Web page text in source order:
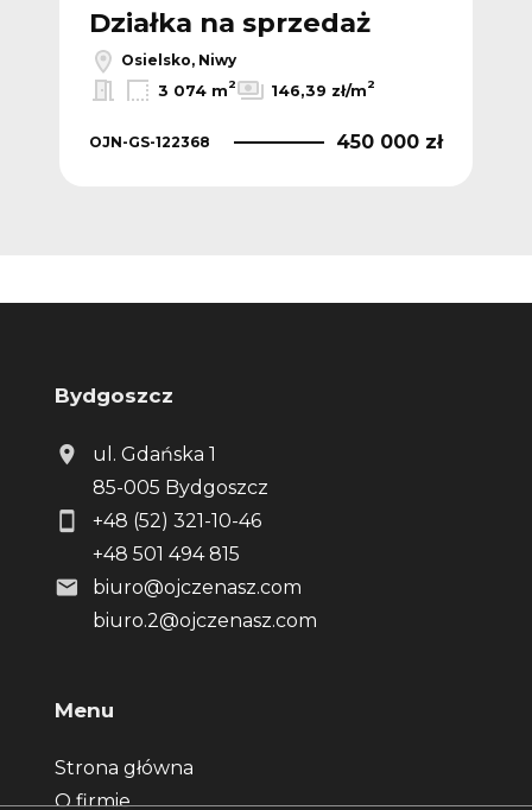
Działka na sprzedaż
Osielsko, Niwy
3 074 m2 146,39 zł/m2
OJN-GS-122368 450 000 zł
Bydgoszcz
ul. Gdańska 1
85-005 Bydgoszcz
+48 (52) 321-10-46
+48 501 494 815
biuro@ojczenasz.com
biuro.2@ojczenasz.com
Menu
Strona główna
O firmie